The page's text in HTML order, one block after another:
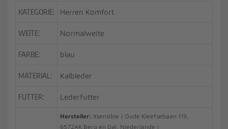
KATEGORIE: Herren Komfort
WEITE: Normalweite
FARBE: blau
MATERIAL: Kalbleder
FUTTER: Lederfutter
Hersteller: Xsensible | Oude Kleefsebaan 119,
6572AK Berg en Dal, Niederlande |